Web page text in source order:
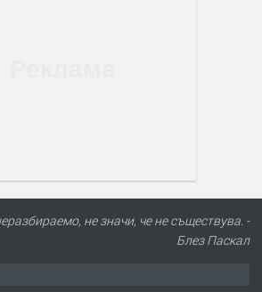
не значи, че не съществува. -
Блез Паскал